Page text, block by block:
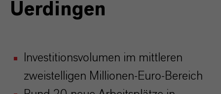
Uerdingen
Investitionsvolumen im mittleren
zweistelligen Millionen-Euro-Bereich